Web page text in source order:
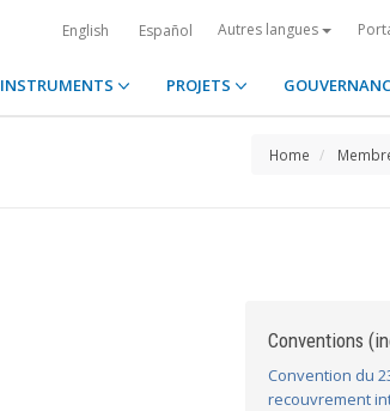
English Español Autres langues
INSTRUMENTS PROJETS
Home
Conventions
Convention du
recouvrement